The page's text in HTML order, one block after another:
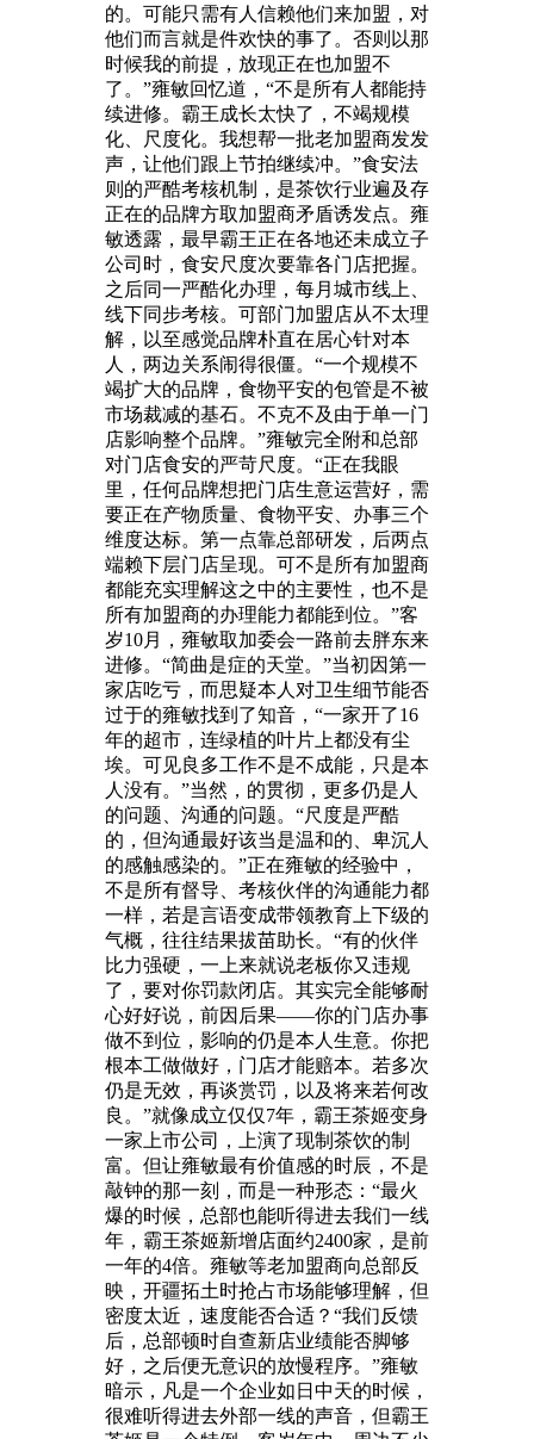
的。可能只需有人信赖他们来加盟，对
他们而言就是件欢快的事了。否则以那
时候我的前提，放现正在也加盟不
了。”雍敏回忆道，“不是所有人都能持
续进修。霸王成长太快了，不竭规模
化、尺度化。我想帮一批老加盟商发发
声，让他们跟上节拍继续冲。”食安法
则的严酷考核机制，是茶饮行业遍及存
正在的品牌方取加盟商矛盾诱发点。雍
敏透露，最早霸王正在各地还未成立子
公司时，食安尺度次要靠各门店把握。
之后同一严酷化办理，每月城市线上、
线下同步考核。可部门加盟店从不太理
解，以至感觉品牌朴直在居心针对本
人，两边关系闹得很僵。“一个规模不
竭扩大的品牌，食物平安的包管是不被
市场裁减的基石。不克不及由于单一门
店影响整个品牌。”雍敏完全附和总部
对门店食安的严苛尺度。“正在我眼
里，任何品牌想把门店生意运营好，需
要正在产物质量、食物平安、办事三个
维度达标。第一点靠总部研发，后两点
端赖下层门店呈现。可不是所有加盟商
都能充实理解这之中的主要性，也不是
所有加盟商的办理能力都能到位。”客
岁10月，雍敏取加委会一路前去胖东来
进修。“简曲是症的天堂。”当初因第一
家店吃亏，而思疑本人对卫生细节能否
过于的雍敏找到了知音，“一家开了16
年的超市，连绿植的叶片上都没有尘
埃。可见良多工作不是不成能，只是本
人没有。”当然，的贯彻，更多仍是人
的问题、沟通的问题。“尺度是严酷
的，但沟通最好该当是温和的、卑沉人
的感触感染的。”正在雍敏的经验中，
不是所有督导、考核伙伴的沟通能力都
一样，若是言语变成带领教育上下级的
气概，往往结果拔苗助长。“有的伙伴
比力强硬，一上来就说老板你又违规
了，要对你罚款闭店。其实完全能够耐
心好好说，前因后果——你的门店办事
做不到位，影响的仍是本人生意。你把
根本工做做好，门店才能赔本。若多次
仍是无效，再谈赏罚，以及将来若何改
良。”就像成立仅仅7年，霸王茶姬变身
一家上市公司，上演了现制茶饮的制
富。但让雍敏最有价值感的时辰，不是
敲钟的那一刻，而是一种形态：“最火
爆的时候，总部也能听得进去我们一线
年，霸王茶姬新增店面约2400家，是前
一年的4倍。雍敏等老加盟商向总部反
映，开疆拓土时抢占市场能够理解，但
密度太近，速度能否合适？“我们反馈
后，总部顿时自查新店业绩能否脚够
好，之后便无意识的放慢程序。”雍敏
暗示，凡是一个企业如日中天的时候，
很难听得进去外部一线的声音，但霸王